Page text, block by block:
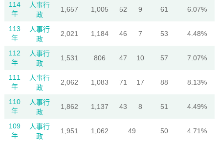
114
年
人事行
政
1,657 1,005 52 9 61 6.07%
113
年
人事行
政
2,021 1,184 46 7 53 4.48%
112
年
人事行
政
1,531 806 47 10 57 7.07%
111
年
人事行
政
2,062 1,083 71 17 88 8.13%
110
年
人事行
政
1,862 1,137 43 8 51 4.49%
109
年
人事行
政
1,951 1,062 49 50 4.71%